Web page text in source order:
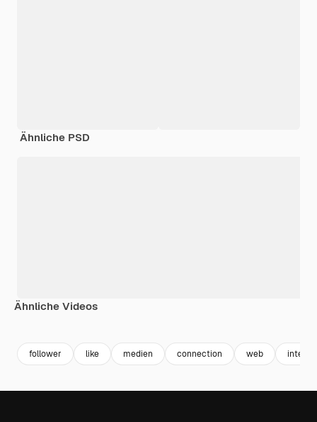
Ähnliche PSD
Ähnliche Videos
follower like medien connection web